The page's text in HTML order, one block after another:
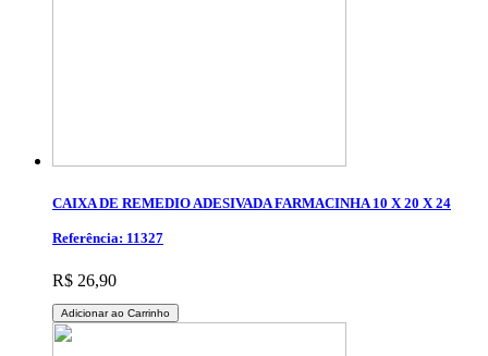
CAIXA DE REMEDIO ADESIVADA FARMACINHA 10 X 20 X 24
Referência: 11327
R$ 26,90
Adicionar ao Carrinho